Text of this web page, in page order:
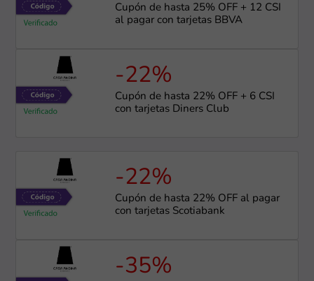
Cupón de hasta 25% OFF + 12 CSI
al pagar con tarjetas BBVA
-22%
Cupón de hasta 22% OFF + 6 CSI
con tarjetas Diners Club
-22%
Cupón de hasta 22% OFF al pagar
con tarjetas Scotiabank
-35%